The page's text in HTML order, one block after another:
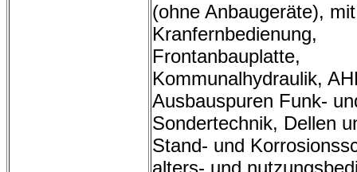
(ohne Anbaugeräte), mit
Kranfernbedienung,
Frontanbauplatte,
Kommunalhydraulik,
Ausbauspuren Funk-
Sondertechnik, Dellen
Stand- und
alters- und